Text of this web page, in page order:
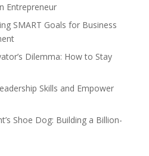
Entrepreneur
SMART Goals for Business
Dilemma: How to Stay
Skills and Empower
Shoe Dog: Building a Billion-